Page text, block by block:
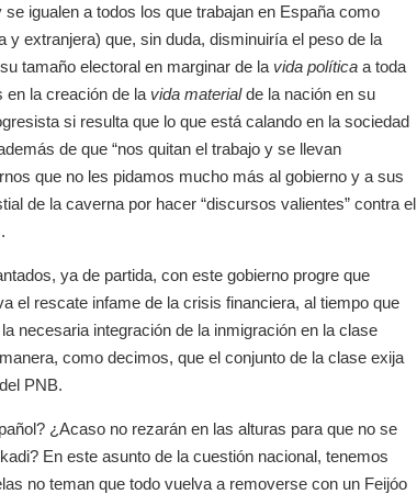
igualen a todos los que trabajan en España como
y extranjera) que, sin duda, disminuiría el peso de la
tamaño electoral en marginar de la vida política a toda
en la creación de la vida materialde la nación en su
si resulta que lo que está calando en la sociedad
de que “nos quitan el trabajo y se llevan
que no les pidamos mucho más al gobierno y a sus
de la caverna por hacer “discursos valientes” contra el
ya de partida, con este gobierno progre que
el rescate infame de la crisis financiera, al tiempo que
necesaria integración de la inmigración en la clase
como decimos, que el conjunto de la clase exija
PNB.
¿Acaso no rezarán en las alturas para que no se
En este asunto de la cuestión nacional, tenemos
no teman que todo vuelva a removerse con un Feijóo